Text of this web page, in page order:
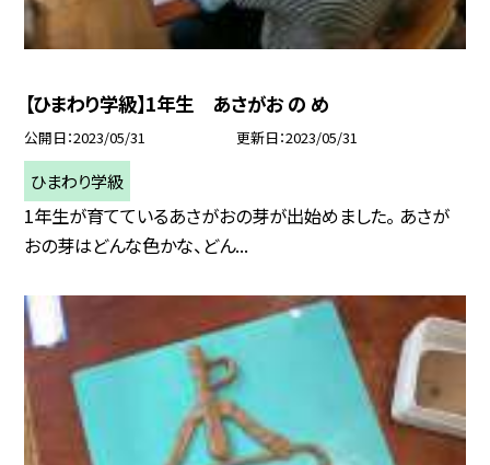
【ひまわり学級】1年生 あさがお の め
公開日 2023/05/31 更新日 2023/05/31
ひまわり学級
1年生が育てているあさがおの芽が出始めました。 あさが
おの芽はどんな色かな、どん...